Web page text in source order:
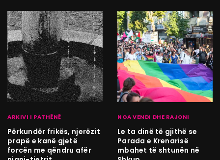
ARKIVI I PATHËNË
Përkundër frikës, njerëzit
prapë e kanë gjetë
forcën me qëndru afër
NGA VENDI DHE RAJONI
Le ta dinë të gjithë se
Parada e Krenarisë
mbahet të shtunën në